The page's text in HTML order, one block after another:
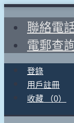
聯絡電
電郵查
登錄
用戶註冊
收藏 （0）